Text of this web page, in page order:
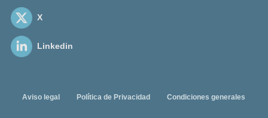
X
Linkedin
Aviso legal Política de Privacidad Condiciones generales